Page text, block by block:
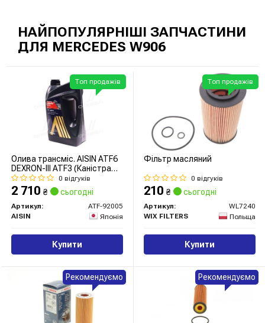
НАЙПОПУЛЯРНІШІ ЗАПЧАСТИНИ
ДЛЯ MERCEDES W906
Олива трансміс. AISIN ATF6
DEXRON-III ATF3 (Каністра
5л)
0 відгуків
2 710 ₴ сьогодні
Артикул:
ATF-92005
AISIN
Японія
Купити
Топ продажів
Фільтр масляний
0 відгуків
210 ₴ сьогодні
Артикул:
WL7240
WIX FILTERS
Польща
Купити
Топ продажів
Рекомендуємо Рекомендуємо